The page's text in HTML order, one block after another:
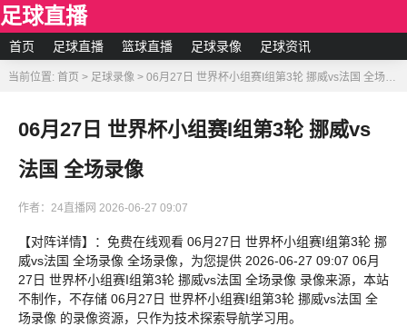
足球直播
首页 足球直播 篮球直播 足球录像 足球资讯
当前位置: 首页 > 足球录像> 06月27日 世界杯小组赛I组第3轮 挪威vs法国 全场录像
06月27日 世界杯小组赛I组第3轮 挪威vs
法国 全场录像
作者：24直播网 2026-06-27 09:07
【对阵详情】：免费在线观看 06月27日 世界杯小组赛I组第3轮 挪
威vs法国 全场录像 全场录像，为您提供 2026-06-27 09:07 06月
27日 世界杯小组赛I组第3轮 挪威vs法国 全场录像 录像来源，本站
不制作，不存储 06月27日 世界杯小组赛I组第3轮 挪威vs法国 全
场录像 的录像资源，只作为技术探索导航学习用。